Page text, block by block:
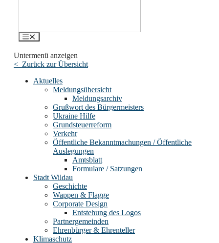
Menü
Untermenü anzeigen
< Zurück zur Übersicht
Aktuelles
Meldungsübersicht
Meldungsarchiv
Grußwort des Bürgermeisters
Ukraine Hilfe
Grundsteuerreform
Verkehr
Öffentliche Bekanntmachungen / Öffentliche
Auslegungen
Amtsblatt
Formulare / Satzungen
Stadt Wildau
Geschichte
Wappen & Flagge
Corporate Design
Entstehung des Logos
Partnergemeinden
Ehrenbürger & Ehrenteller
Klimaschutz